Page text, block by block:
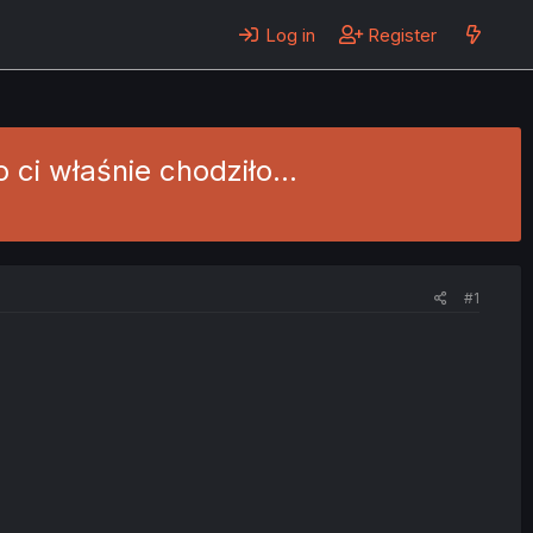
Log in Register
właśnie chodziło...
#1